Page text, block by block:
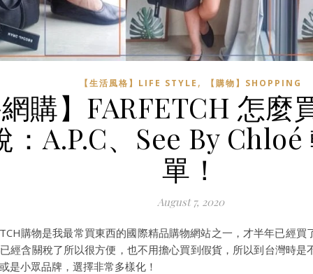
【生活風格】LIFE STYLE , 【購物】SHOPPING
網購】FARFETCH 怎麼
：A.P.C、See By
單！
August 7, 2020
購物是我最常買東西的國際精品購物網站之一，才半年已經
經含關稅了所以很方便，也不用擔心買到假貨，所以到台灣時是
是小眾品牌，選擇非常多樣化！